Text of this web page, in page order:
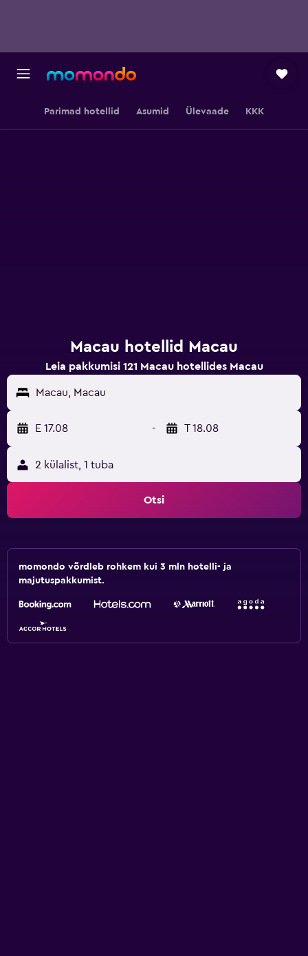
Parimad hotellid Asumid Ülevaade KKK
Macau hotellid Macau
Leia pakkumisi 121 Macau hotellides Macau
Macau, Macau
E 17.08 - T 18.08
2 külalist, 1 tuba
Otsi
momondo võrdleb rohkem kui 3 mln hotelli- ja
majutuspakkumist.